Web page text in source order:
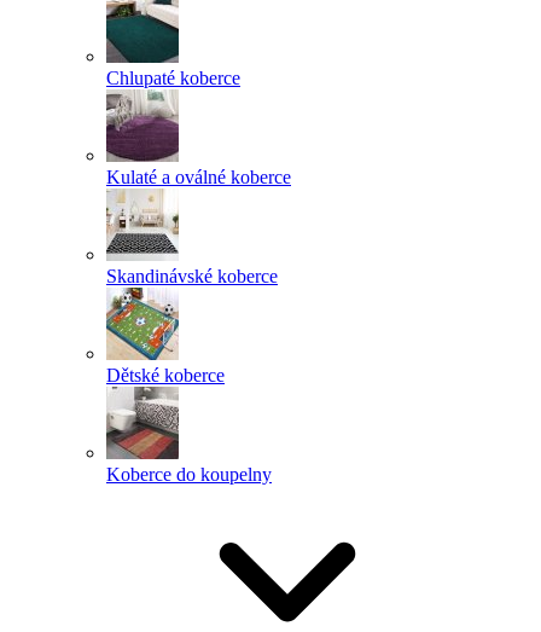
Chlupaté koberce
Kulaté a oválné koberce
Skandinávské koberce
Dětské koberce
Koberce do koupelny